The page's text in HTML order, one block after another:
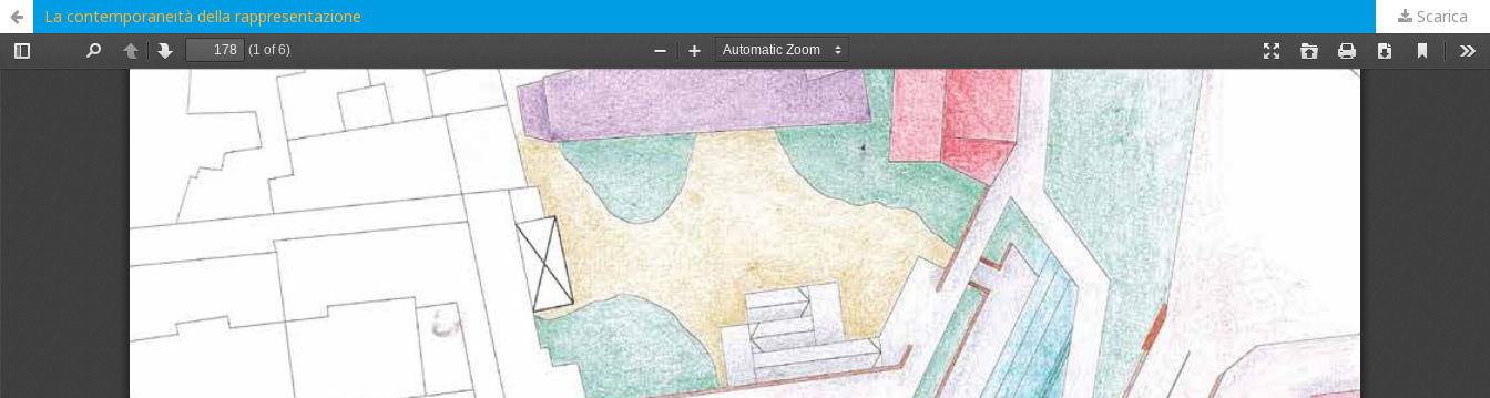
La contemporaneità della rappresentazione Scarica